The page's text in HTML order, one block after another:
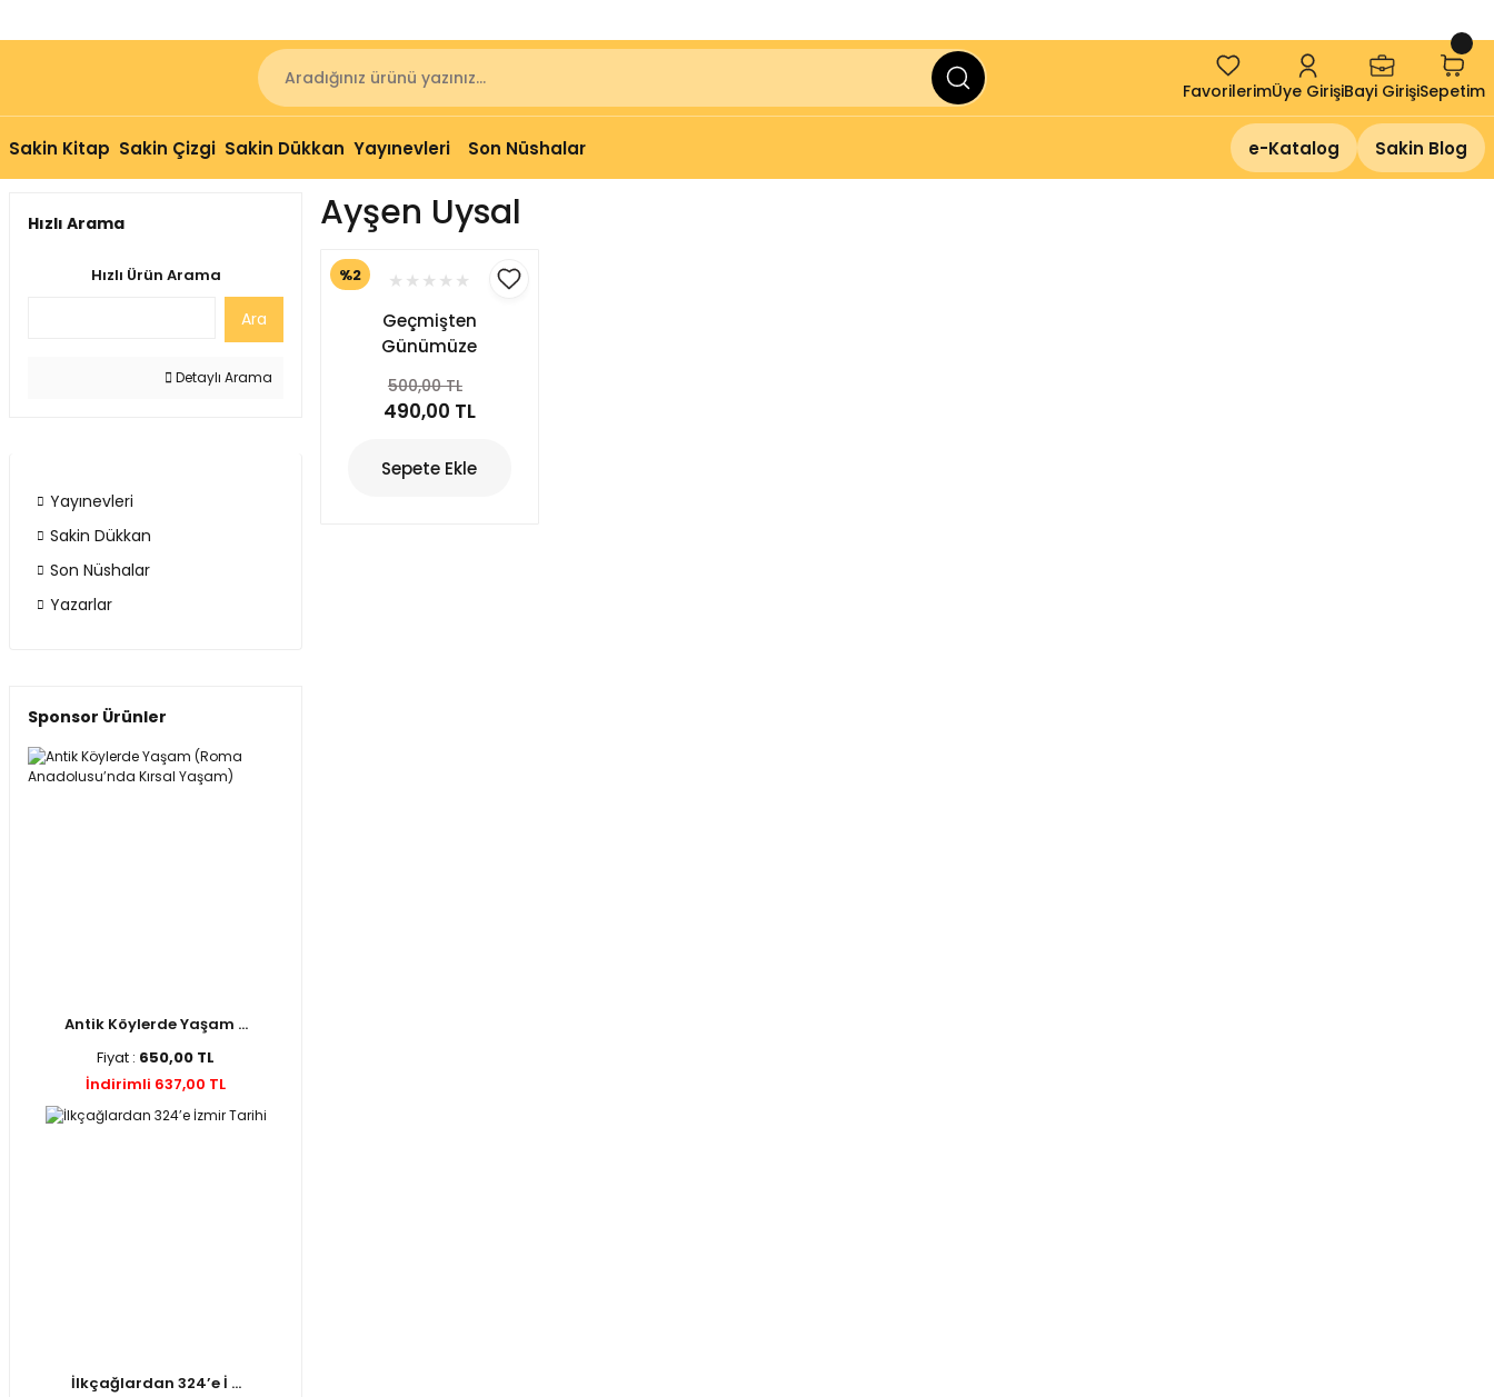
FavorilerimÜye GirişiBayi GirişiSepetim
Sakin Kitap Sakin Çizgi Sakin Dükkan Yayınevleri Son Nüshalar e-Katalog Sakin Blog
Hızlı Arama
Hızlı Ürün Arama
Ara
Detaylı Arama
Yayınevleri
Sakin Dükkan
Son Nüshalar
Yazarlar
Sponsor Ürünler
Antik Köylerde Yaşam ...
Fiyat : 650,00 TL
İndirimli 637,00 TL
İlkçağlardan 324’e İ ...
Ayşen Uysal
%2
Geçmişten
Günümüze
Yılında İzmir
(Toplumsal
500,00 TL
490,00 TL
Sepete Ekle